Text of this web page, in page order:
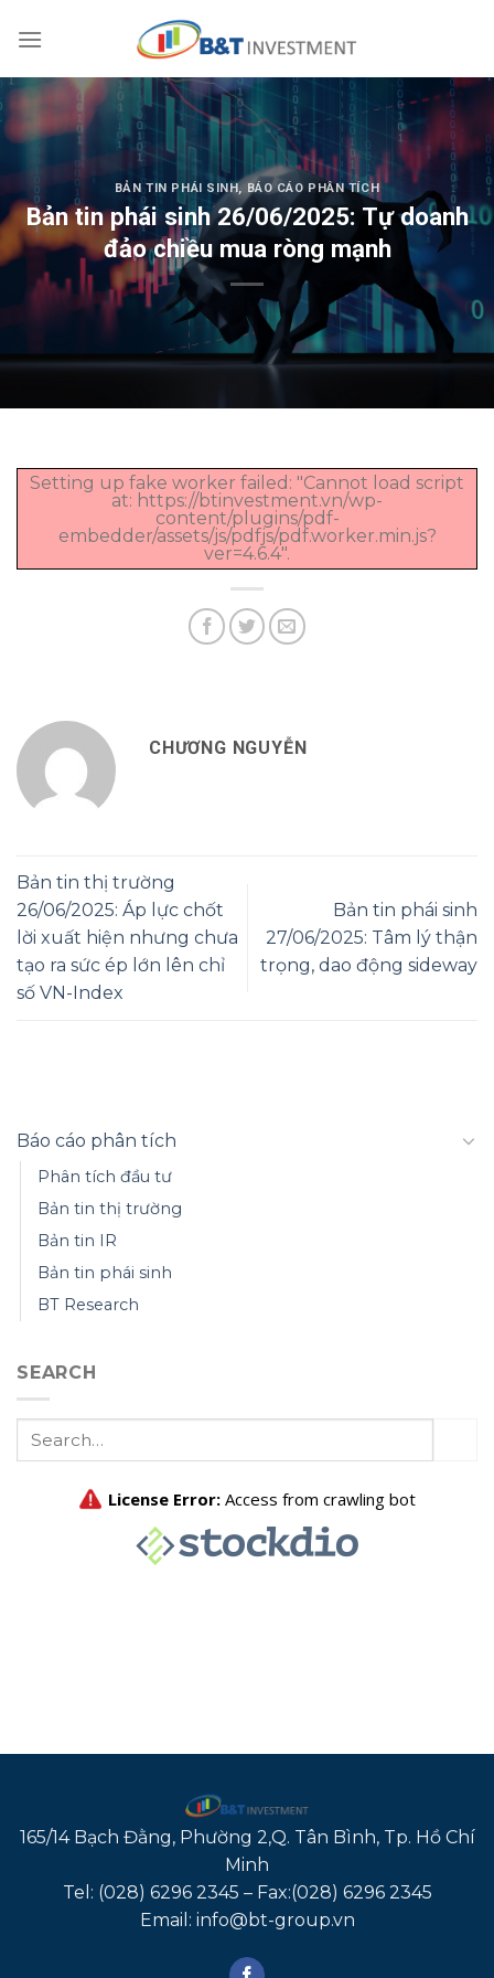
BẢN TIN PHÁI SINH , BÁO CÁO PHÂN TÍCH
Bản tin phái sinh 26/06/2025: Tự doanh
đảo chiều mua ròng mạnh
Setting up fake worker failed: "Cannot load script
at: https://btinvestment.vn/wp-
content/plugins/pdf-
embedder/assets/js/pdfjs/pdf.worker.min.js?
ver=4.6.4".
CHƯƠNG NGUYỄN
Bản tin thị trường
26/06/2025: Áp lực chốt
lời xuất hiện nhưng chưa
tạo ra sức ép lớn lên chỉ
số VN-Index
Bản tin phái sinh
27/06/2025: Tâm lý thận
trọng, dao động sideway
Báo cáo phân tích
Phân tích đầu tư
Bản tin thị trường
Bản tin IR
Bản tin phái sinh
BT Research
SEARCH
165/14 Bạch Đằng, Phường 2,Q. Tân Bình, Tp. Hồ Chí
Minh
Tel: (028) 6296 2345 – Fax:(028) 6296 2345
Email: info@bt-group.vn